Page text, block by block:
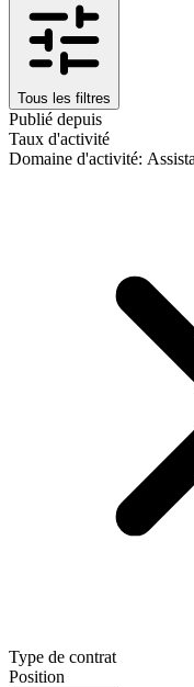
Tous les filtres
Publié depuis
Taux d'activité
Domaine d'activité:
Type de contrat
Position